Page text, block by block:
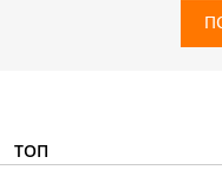
ТОП